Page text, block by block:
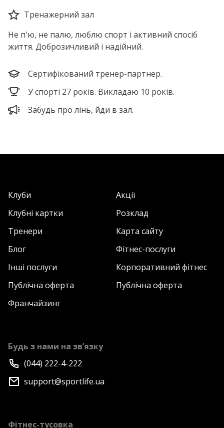
Тренажерний зал
Не п'ю, не палю, люблю спорт і активний спосіб
життя. Доброзичливий і надійний.
Сертифікований тренер-партнер.
У спорті 27 років. Викладаю 10 років.
Забудь про лінь, йди в зал.
Клуби
Акції
Клубні картки
Розклад
Тренери
Карта сайту
Блог
Фітнес-послуги
Інші послуги
Корпоративний фітнес
Публічна оферта
Публічна оферта
Франчайзинг
Будь з нами на зв’язку
(044) 222-4-222
support@sportlife.ua
Фітнес-тусовка